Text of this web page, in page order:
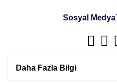
Sosyal
Daha Fazla Bilgi